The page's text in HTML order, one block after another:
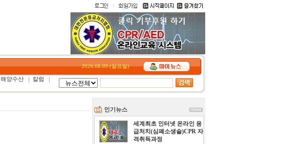
2026.08.09 (일요일)
해양수산
칼럼
인기뉴스
세계최초 인터넷 온라인 응
급처치(심폐소생술)CPR 자
격취득과정